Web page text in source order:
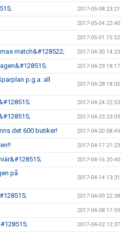
2017-05-08 23:21
2017-05-04 22:40
2017-05-01 15:52
match&#128522; 2017-04-30 14:23
2017-04-29 18:17
p.g.a. all
2017-04-28 18:05
2017-04-24 22:53
2017-04-23 23:09
det 600 butiker! 2017-04-20 08:49
2017-04-17 21:23
2017-04-16 20:40
på
2017-04-14 13:31
2017-04-09 22:38
2017-04-08 17:59
2017-04-02 13:37